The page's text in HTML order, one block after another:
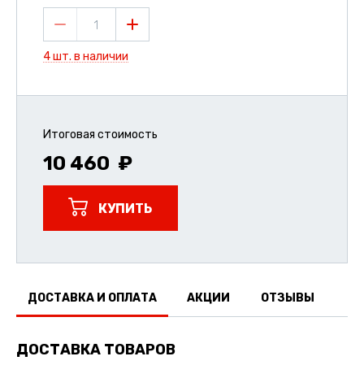
1
4 шт. в наличии
Итоговая стоимость
10 460
КУПИТЬ
ДОСТАВКА И ОПЛАТА АКЦИИ ОТЗЫВЫ
ДОСТАВКА ТОВАРОВ